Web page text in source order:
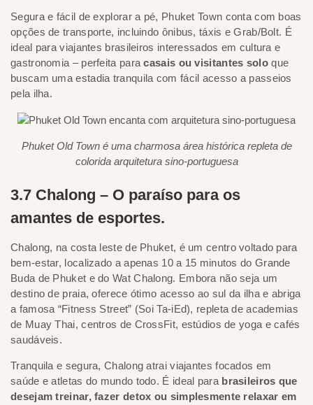
Segura e fácil de explorar a pé, Phuket Town conta com boas
opções de transporte, incluindo ônibus, táxis e Grab/Bolt. É
ideal para viajantes brasileiros interessados em cultura e
gastronomia – perfeita paracasais ou visitantes soloque
buscam uma estadia tranquila com fácil acesso a passeios
pela ilha.
Phuket Old Town é uma charmosa área histórica repleta de
colorida arquitetura sino-portuguesa
3.7 Chalong – O paraíso para os
amantes de esportes.
Chalong, na costa leste de Phuket, é um centro voltado para
bem-estar, localizado a apenas 10 a 15 minutos do Grande
Buda de Phuket e do Wat Chalong. Embora não seja um
destino de praia, oferece ótimo acesso ao sul da ilha e abriga
a famosa “Fitness Street” (Soi Ta-iEd), repleta de academias
de Muay Thai, centros de CrossFit, estúdios de yoga e cafés
saudáveis.
Tranquila e segura, Chalong atrai viajantes focados em
saúde e atletas do mundo todo. É ideal para brasileiros que
desejam treinar, fazer detox ou simplesmente relaxar em